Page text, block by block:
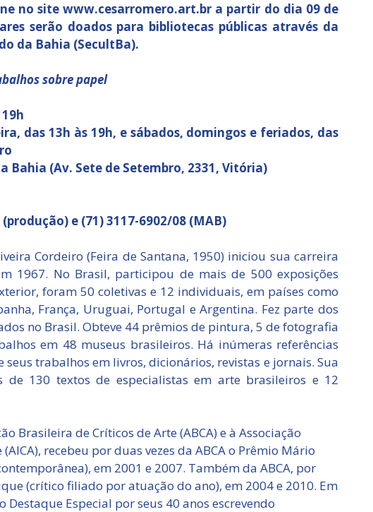
no site www.cesarromero.art.br a partir do dia 09 de
serão doados para bibliotecas públicas através da
da Bahia (SecultBa).
sobre papel
das 13h às 19h, e sábados, domingos e feriados, das
Bahia (Av. Sete de Setembro, 2331, Vitória)
e (71) 3117-6902/08 (MAB)
Cordeiro (Feira de Santana, 1950) iniciou sua carreira
1967. No Brasil, participou de mais de 500 exposições
foram 50 coletivas e 12 individuais, em países como
França, Uruguai, Portugal e Argentina. Fez parte dos
no Brasil. Obteve 44 prêmios de pintura, 5 de fotografia
em 48 museus brasileiros. Há inúmeras referências
trabalhos em livros, dicionários, revistas e jornais. Sua
130 textos de especialistas em arte brasileiros e 12
Brasileira de Críticos de Arte (ABCA) e à Associação
recebeu por duas vezes da ABCA o Prêmio Mário
em 2001 e 2007. Também da ABCA, por
(crítico filiado por atuação do ano), em 2004 e 2010. Em
Destaque Especial por seus 40 anos escrevendo